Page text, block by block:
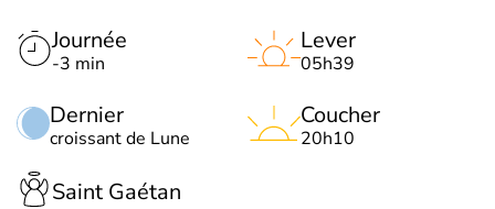
Journée
-3 min
Dernier
croissant de Lune
Lever
05h39
Coucher
20h10
Saint Gaétan